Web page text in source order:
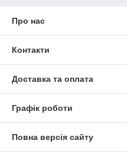
Про нас
Контакти
Доставка та оплата
Графік роботи
Повна версія сайту